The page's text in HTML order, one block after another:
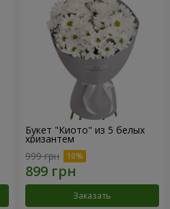
Букет "Киото" из 5 белых
хризантем
999 грн
Заказать